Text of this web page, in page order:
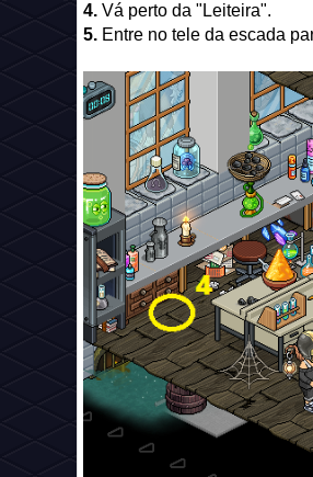
4. Vá perto da "Leiteira".
5. Entre no tele da escada